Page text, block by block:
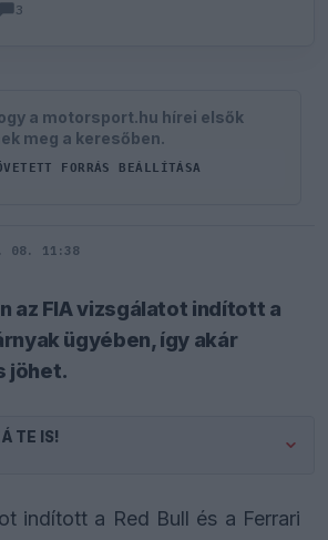
3
a motorsport.hu hírei elsők
meg a keresőben.
FORRÁS BEÁLLÍTÁSA
08. 11:38
az FIA vizsgálatot indított a
ügyében, így akár
jöhet.
TE IS!
indított a Red Bull és a Ferrari